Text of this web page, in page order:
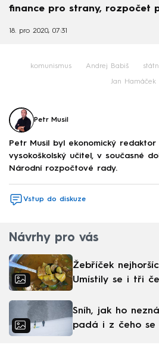
finance pro strany, rozpočet
18. pro 2020, 07:31
komunismus Andrej Babiš
Jan Hamáček
Petr Musil
Petr Musil byl ekonomický redaktor
vysokoškolský učitel, v současné
Národní rozpočtové rady.
Vstup do diskuze
Návrhy pro vás
Žebříček
Umístily se i tři
Sníh, jak ho
padá i z čeho se